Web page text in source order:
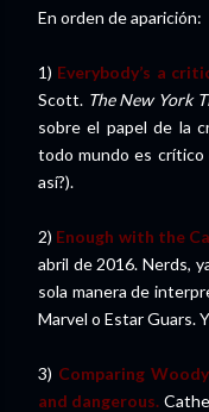
En orden de aparición:
1) Everybody’s a
Scott. The New York
sobre el papel de la
todo mundo es crítico
así?).
2) Enough with the
abril de 2016. Nerds,
sola manera de
Marvel o Estar Guars.
3) Comparing
and dangerous.